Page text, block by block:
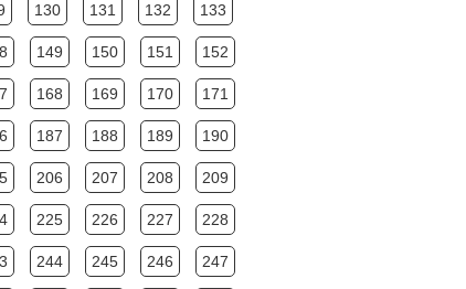
130 131 132 133
149 150 151 152
168 169 170 171
187 188 189 190
206 207 208 209
225 226 227 228
244 245 246 247